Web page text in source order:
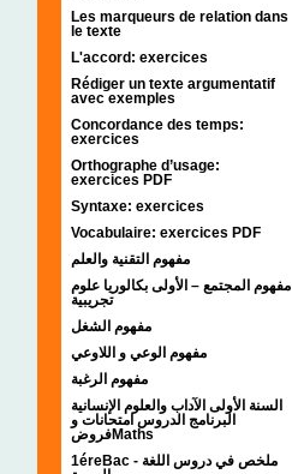
Les marqueurs de relation dans
le texte
L'accord: exercices
Rédiger un texte argumentatif
avec exemples
Concordance des temps:
exercices
Orthographe d’usage:
exercices PDF
Syntaxe: exercices
Vocabulaire: exercices PDF
مفهوم التقنية والعلم
مفهوم المجتمع – الأولى بكالوريا علوم
تجريبية
مفهوم الشغل
مفهوم الوعي و اللاوعي
مفهوم الرغبة
السنة الأولى الآداب والعلوم الإنسانية
البرنامج الدروس امتحانات و
فروضMaths
1éreBac - ملخص في دروس اللغة